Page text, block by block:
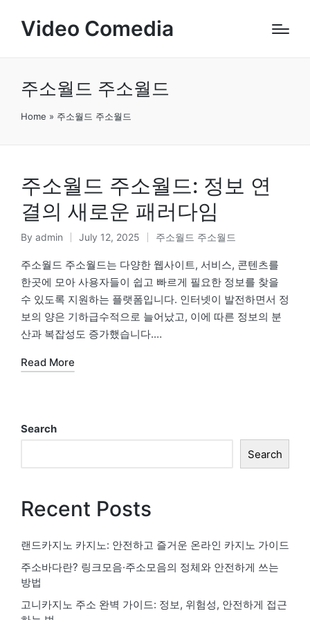
Video Comedia
주소월드 주소월드
Home » 주소월드 주소월드
주소월드 주소월드: 정보 연
결의 새로운 패러다임
Posted
by
By admin July 12, 2025
Posted
in
주소월드 주소월드
주소월드 주소월드는 다양한 웹사이트, 서비스, 콘텐츠를
한곳에 모아 사용자들이 쉽고 빠르게 필요한 정보를 찾을
수 있도록 지원하는 플랫폼입니다. 인터넷이 발전하면서 정
보의 양은 기하급수적으로 늘어났고, 이에 따른 정보의 분
산과 복잡성도 증가했습니다.…
Read More
Search
Search
Recent Posts
랜드카지노 카지노: 안전하고 즐거운 온라인 카지노 가이드
주소바다란? 링크모음·주소모음의 정체와 안전하게 쓰는
방법
고니카지노 주소 완벽 가이드: 정보, 위험성, 안전하게 접근